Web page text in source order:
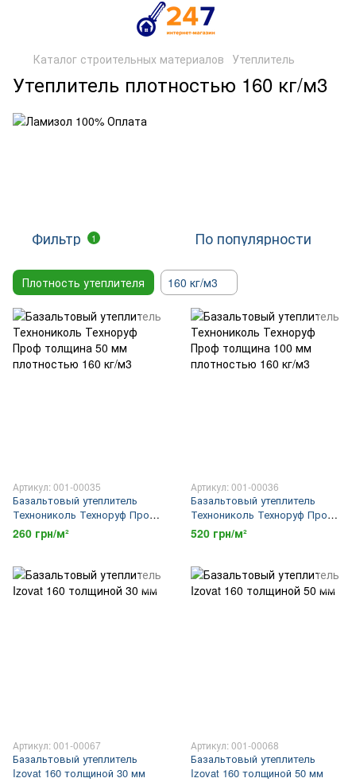
Каталог строительных материалов Утеплитель
Утеплитель плотностью 160 кг/м3
Фильтр 1 По популярности
Плотность утеплителя 160 кг/м3
Артикул: 001-00035
Базальтовый утеплитель
Технониколь Техноруф Проф
толщина 50 мм плотностью
160 кг/м3
260 грн/м²
Артикул: 001-00036
Базальтовый утеплитель
Технониколь Техноруф Проф
толщина 100 мм плотностью
160 кг/м3
520 грн/м²
Артикул: 001-00067
Базальтовый утеплитель
Izovat 160 толщиной 30 мм
Артикул: 001-00068
Базальтовый утеплитель
Izovat 160 толщиной 50 мм